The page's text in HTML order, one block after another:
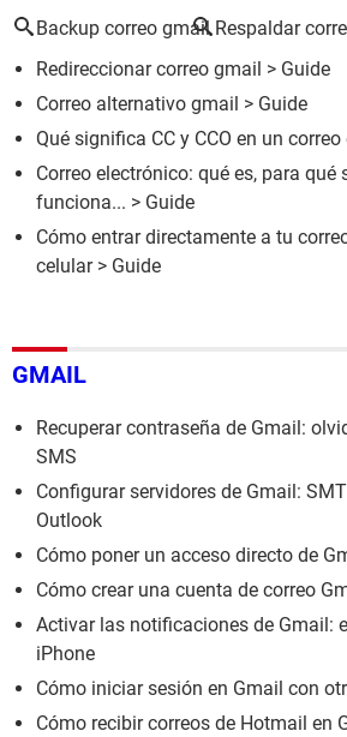
Backup correo gmail Respaldar
Redireccionar correo gmail > Guide
Correo alternativo gmail > Guide
Qué significa CC y CCO en un
Correo electrónico: qué es, para qué
funciona... > Guide
Cómo entrar directamente a tu
celular> Guide
GMAIL
Recuperar contraseña de Gmail:
SMS
Configurar servidores de Gmail:
Outlook
Cómo poner un acceso directo de
Cómo crear una cuenta de correo
Activar las notificaciones de Gmail:
iPhone
Cómo iniciar sesión en Gmail con
Cómo recibir correos de Hotmail en